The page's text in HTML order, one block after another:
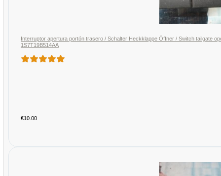
Interruptor apertura portón trasero / Schalter Heckklappe Öffner / Switch tailgate
1S7T19B514AA
€10.00